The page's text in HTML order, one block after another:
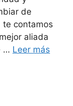
de
te contamos
aliada
… Leer más